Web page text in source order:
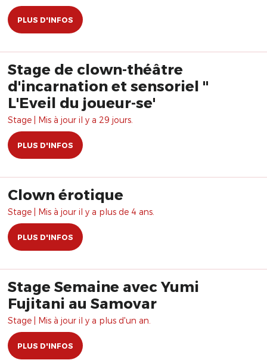
PLUS D'INFOS
Stage de clown-théâtre
d'incarnation et sensoriel "
L'Eveil du joueur-se'
Stage | Mis à jour il y a 29 jours.
PLUS D'INFOS
Clown érotique
Stage | Mis à jour il y a plus de 4 ans.
PLUS D'INFOS
Stage Semaine avec Yumi
Fujitani au Samovar
Stage | Mis à jour il y a plus d'un an.
PLUS D'INFOS